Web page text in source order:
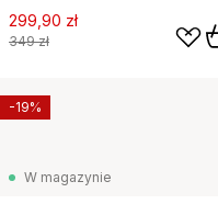
299,90 zł
349 zł
W magazynie
-19%